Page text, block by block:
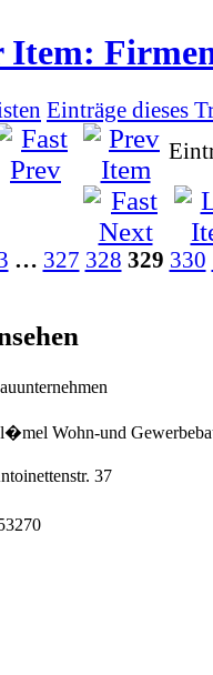
Item:
Einträge dieses
… 327 328 329 330
Wohn-und
37